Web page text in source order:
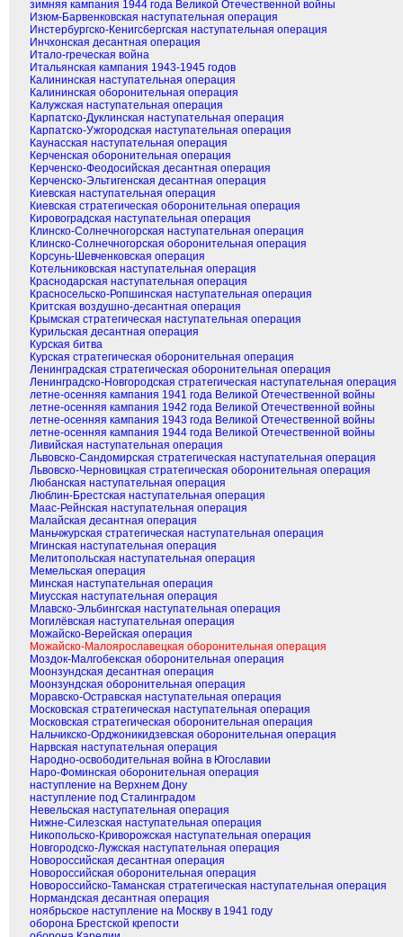
зимняя кампания 1944 года Великой Отечественной войны
Изюм-Барвенковская наступательная операция
Инстербургско-Кенигсбергская наступательная операция
Инчхонская десантная операция
Итало-греческая война
Итальянская кампания 1943-1945 годов
Калининская наступательная операция
Калининская оборонительная операция
Калужская наступательная операция
Карпатско-Дуклинская наступательная операция
Карпатско-Ужгородская наступательная операция
Каунасская наступательная операция
Керченская оборонительная операция
Керченско-Феодосийская десантная операция
Керченско-Эльтигенская десантная операция
Киевская наступательная операция
Киевская стратегическая оборонительная операция
Кировоградская наступательная операция
Клинско-Солнечногорская наступательная операция
Клинско-Солнечногорская оборонительная операция
Корсунь-Шевченковская операция
Котельниковская наступательная операция
Краснодарская наступательная операция
Красносельско-Ропшинская наступательная операция
Критская воздушно-десантная операция
Крымская стратегическая наступательная операция
Курильская десантная операция
Курская битва
Курская стратегическая оборонительная операция
Ленинградская стратегическая оборонительная операция
Ленинградско-Новгородская стратегическая наступательная операция
летне-осенняя кампания 1941 года Великой Отечественной войны
летне-осенняя кампания 1942 года Великой Отечественной войны
летне-осенняя кампания 1943 года Великой Отечественной войны
летне-осенняя кампания 1944 года Великой Отечественной войны
Ливийская наступательная операция
Львовско-Сандомирская стратегическая наступательная операция
Львовско-Черновицкая стратегическая оборонительная операция
Любанская наступательная операция
Люблин-Брестская наступательная операция
Маас-Рейнская наступательная операция
Малайская десантная операция
Маньчжурская стратегическая наступательная операция
Мгинская наступательная операция
Мелитопольская наступательная операция
Мемельская операция
Минская наступательная операция
Миусская наступательная операция
Млавско-Эльбингская наступательная операция
Могилёвская наступательная операция
Можайско-Верейская операция
Можайско-Малоярославецкая оборонительная операция
Моздок-Малгобекская оборонительная операция
Моонзундская десантная операция
Моонзундская оборонительная операция
Моравско-Остравская наступательная операция
Московская стратегическая наступательная операция
Московская стратегическая оборонительная операция
Нальчикско-Орджоникидзевская оборонительная операция
Нарвская наступательная операция
Народно-освободительная война в Югославии
Наро-Фоминская оборонительная операция
наступление на Верхнем Дону
наступление под Сталинградом
Невельская наступательная операция
Нижне-Силезская наступательная операция
Никопольско-Криворожская наступательная операция
Новгородско-Лужская наступательная операция
Новороссийская десантная операция
Новороссийская оборонительная операция
Новороссийско-Таманская стратегическая наступательная операция
Нормандская десантная операция
ноябрьское наступление на Москву в 1941 году
оборона Брестской крепости